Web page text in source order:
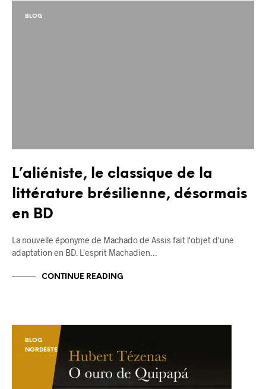
BLOG
L’aliéniste, le classique de la
littérature brésilienne, désormais
en BD
La nouvelle éponyme de Machado de Assis fait l'objet d'une
adaptation en BD. L'esprit Machadien…
CONTINUE READING
BLOG
NORDESTE